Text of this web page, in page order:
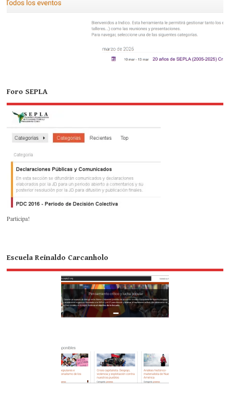
Foro SEPLA
Participa!
Escuela Reinaldo Carcanholo